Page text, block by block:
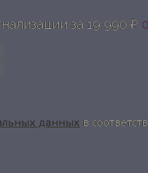
за 19 990 ₽
данных в